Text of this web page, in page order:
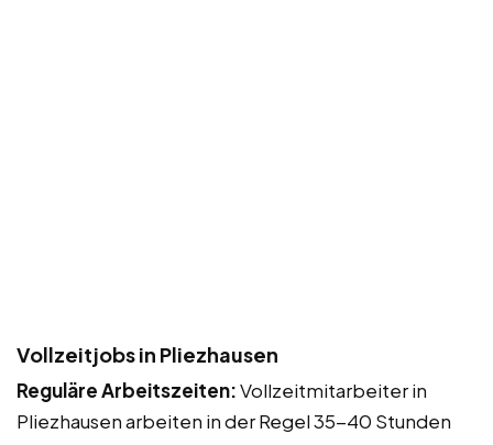
Vollzeitjobs in Pliezhausen
Reguläre Arbeitszeiten:Vollzeitmitarbeiter in
Pliezhausen arbeiten in der Regel 35-40 Stunden